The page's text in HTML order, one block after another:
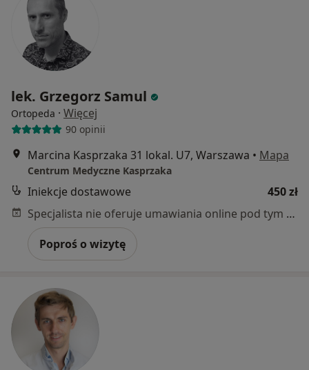
lek. Grzegorz Samul
Ortopeda · Więcej
90 opinii
Marcina Kasprzaka 31 lokal. U7, Warszawa • Mapa
Centrum Medyczne Kasprzaka
Iniekcje dostawowe
450 zł
Specjalista nie oferuje umawiania online pod tym adresem.
Poproś o wizytę